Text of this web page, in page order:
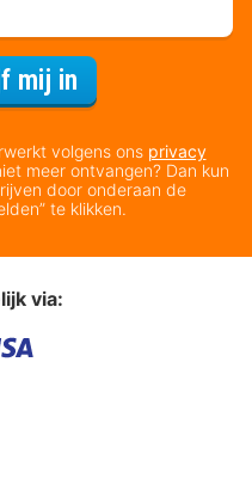
mij in
volgens ons privacy
meer ontvangen? Dan kun
door onderaan de
te klikken.
via: